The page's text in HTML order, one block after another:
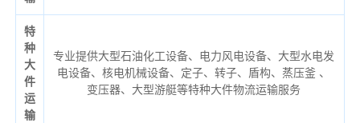
特
种
大
件
运
输
专业提供大型石油化工设备、电力风电设备、大型水电发
电设备、核电机械设备、定子、转子、盾构、蒸压釜 、
变压器、大型游艇等特种大件物流运输服务